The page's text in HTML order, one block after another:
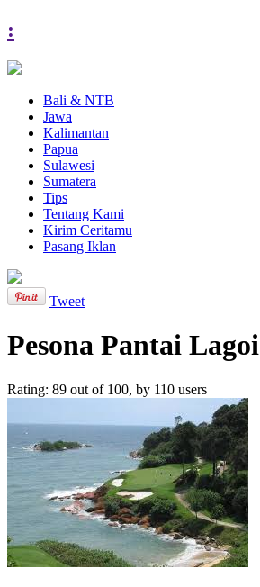
:
Bali & NTB
Jawa
Kalimantan
Papua
Sulawesi
Sumatera
Tips
Tentang Kami
Kirim Ceritamu
Pasang Iklan
Tweet
Pesona Pantai Lagoi
Rating: 89 out of 100, by 110 users